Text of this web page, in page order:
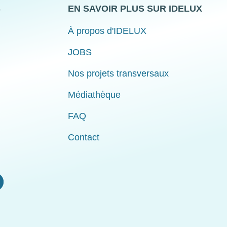
EN SAVOIR PLUS SUR IDELUX
À propos d'IDELUX
JOBS
Nos projets transversaux
Médiathèque
FAQ
Contact